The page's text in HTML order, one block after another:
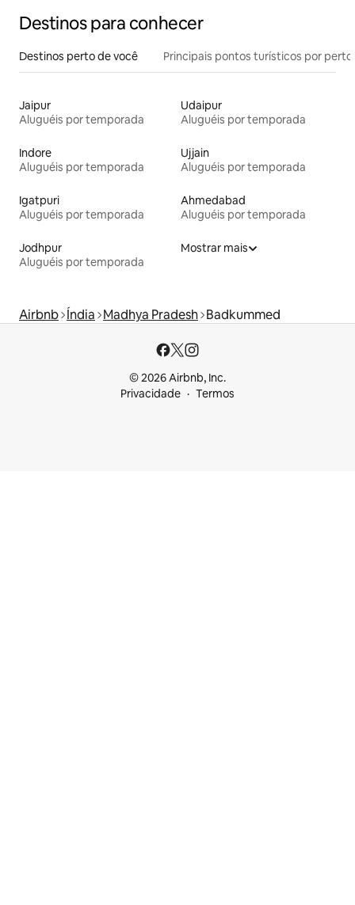
Destinos para conhecer
Destinos perto de você Principais pontos turísticos por perto
Jaipur
Aluguéis por temporada
Udaipur
Aluguéis por temporada
Indore
Aluguéis por temporada
Ujjain
Aluguéis por temporada
Igatpuri
Aluguéis por temporada
Ahmedabad
Aluguéis por temporada
Jodhpur
Aluguéis por temporada
Mostrar mais
Airbnb Índia Madhya Pradesh Badkummed
© 2026 Airbnb, Inc.
Privacidade
Termos